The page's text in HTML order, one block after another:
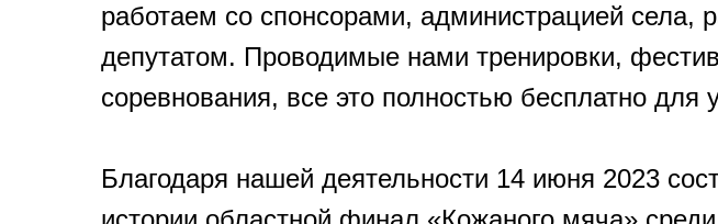
работаем со спонсорами, администрацией села,
депутатом. Проводимые нами тренировки,
соревнования, все это полностью бесплатно для
Благодаря нашей деятельности 14 июня 2023